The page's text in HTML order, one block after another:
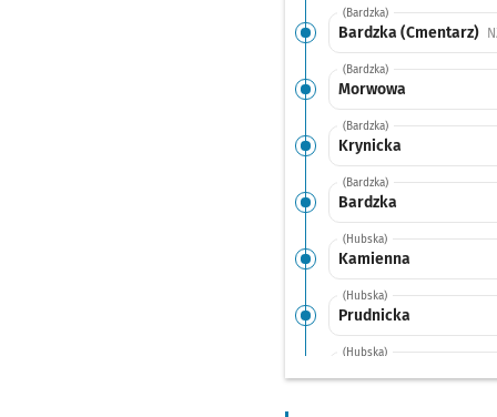
(Bardzka)
Bardzka (Cmentarz)
(Bardzka)
Morwowa
(Bardzka)
Krynicka
(Bardzka)
Bardzka
(Hubska)
Kamienna
(Hubska)
Prudnicka
(Hubska)